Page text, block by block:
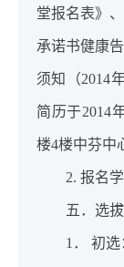
堂报名表》
承诺书健康
须知（2014
简历于2014
楼4楼中芬中
2. 报名
五．选拔
1． 初选